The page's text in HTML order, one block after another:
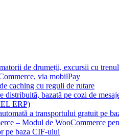
de drumeții, excursii cu
via mobilPay
caching cu reguli de rutare
bazată pe cozi de
ERP)
a transportului gratuit pe
– Modul de WooCommerce
pe baza CIF-ului